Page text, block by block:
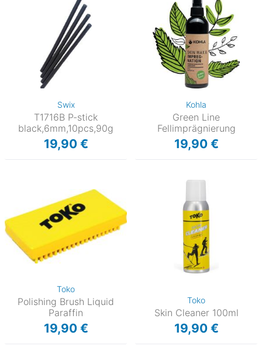
Swix
T1716B P-stick
black,6mm,10pcs,90g
19,90 €
Kohla
Green Line
Fellimprägnierung
19,90 €
Toko
Polishing Brush Liquid
Paraffin
19,90 €
Toko
Skin Cleaner 100ml
19,90 €